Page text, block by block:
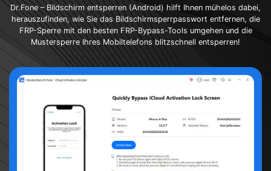
Dr.Fone – Bildschirm entsperren (Android) hilft Ihnen mühelos dabei,
herauszufinden, wie Sie das Bildschirmsperrpasswort entfernen, die
FRP-Sperre mit den besten FRP-Bypass-Tools umgehen und die
Mustersperre Ihres Mobiltelefons blitzschnell entsperren!